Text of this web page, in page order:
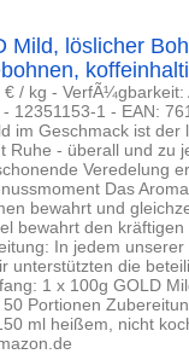
Mild, löslicher
/ kg -
12351153-1 - EAN:
im Geschmack ist
Ruhe - überall und zu
Veredelung
Das
bewahrt und
bewahrt den
In jedem
unterstützten die
1 x 100g GOLD
Portionen
ml heißem, nicht